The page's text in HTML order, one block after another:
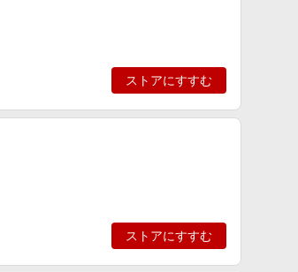
ストアにすすむ
ストアにすすむ